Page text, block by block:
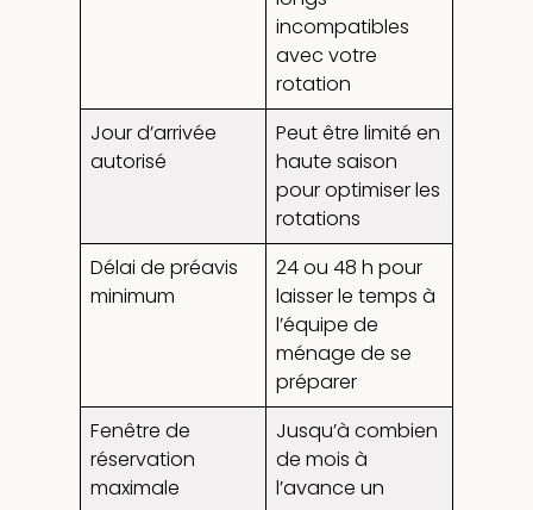
incompatibles
avec votre
rotation
Jour d’arrivée
autorisé
Peut être limité en
haute saison
pour optimiser les
rotations
Délai de préavis
minimum
24 ou 48 h pour
laisser le temps à
l’équipe de
ménage de se
préparer
Fenêtre de
réservation
maximale
Jusqu’à combien
de mois à
l’avance un